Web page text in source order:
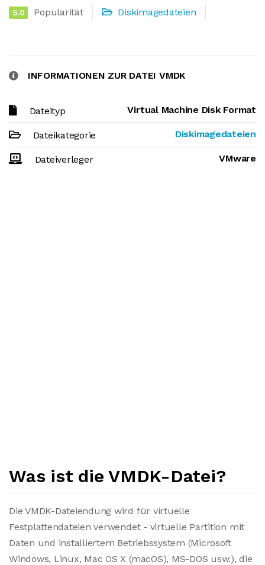
5.0 Popularität Diskimagedateien
INFORMATIONEN ZUR DATEI VMDK
Dateityp Virtual Machine Disk Format
Dateikategorie Diskimagedateien
Dateiverleger VMware
Was ist die VMDK-Datei?
Die VMDK-Dateiendung wird für virtuelle
Festplattendateien verwendet - virtuelle Partition mit
Daten und installiertem Betriebssystem (Microsoft
Windows, Linux, Mac OS X (macOS), MS-DOS usw.), die